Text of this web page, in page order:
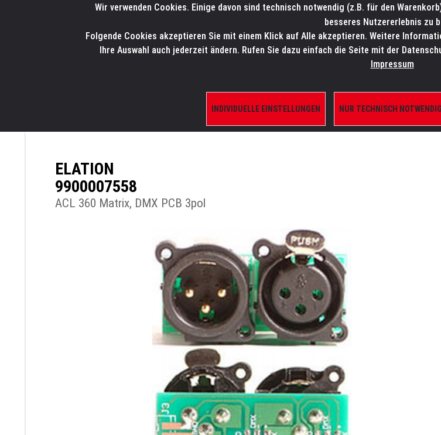
SALES-HOTLINE: +49 5451 5900-800
HOME PRODUKTE/SHOP MARKEN AKTUELLES
ERSATZTEILE
ELATION
9900007558
ACL 360 Matrix, DMX PCB 3pol
Wir verwenden Cookies. Einige davon sind technisch notwendig (z.B. für den
besseres Nutzererlebnis zu
Folgende Cookies akzeptieren Sie mit einem Klick auf Alle akzeptieren. Weitere
Ihre Auswahl auch jederzeit ändern. Rufen Sie dazu einfach die Seite mit der
Impressum
INDIVIDUELLE EINSTELLUNGEN NUR TECHNISCH